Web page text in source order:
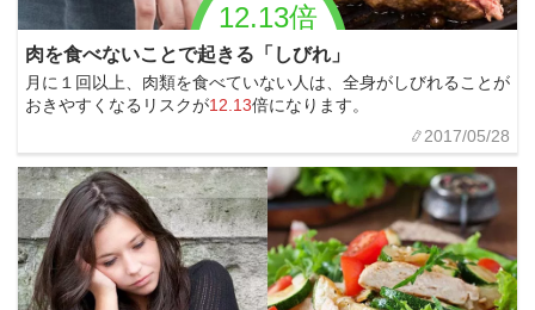
12.13倍
肉を食べないことで起きる「しびれ」
月に１回以上、肉類を食べていない人は、全身がしびれることが
おきやすくなるリスクが12.13倍になります。
2017/05/28